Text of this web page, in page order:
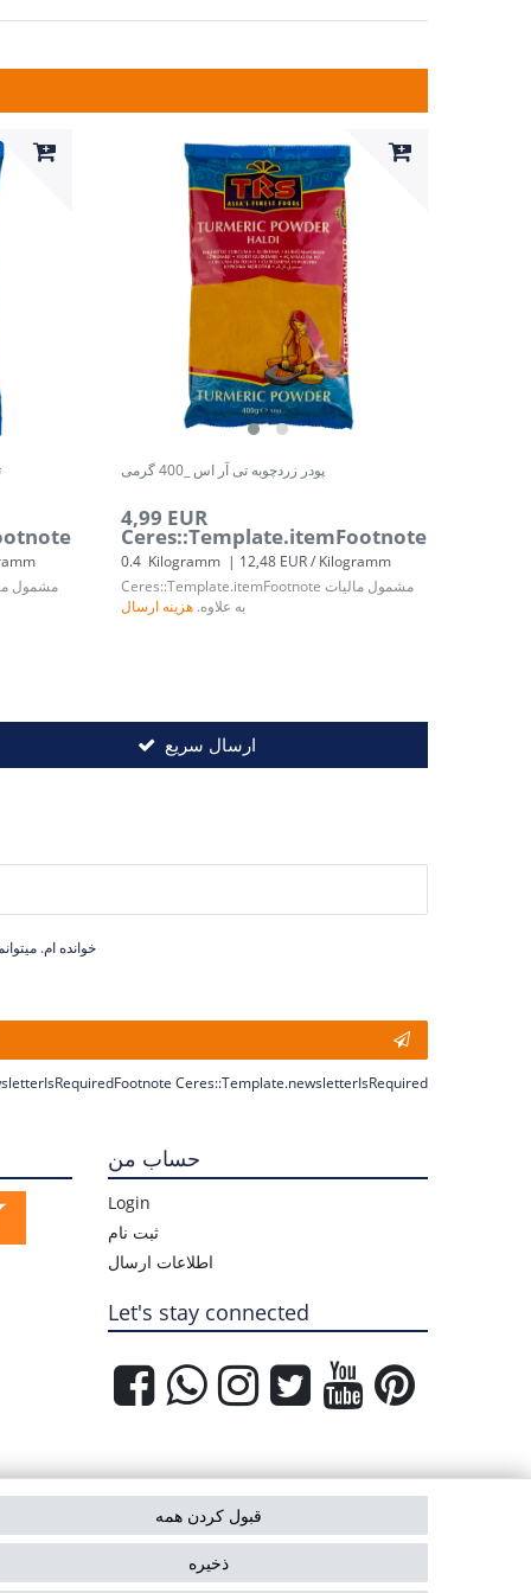
مشمول
پودر زردچوبه تی آر اس _400 گرمی
4,99 EUR
Ceres::Template.itemFootnote
0.4 Kilogramm | 12,48 EUR / Kilogramm
Ceres::Template.itemFootnote مشمول مالیات
به علاوه. هزینه ارسال
ارسال سریع
Ceres::Template.newsletterIsRequired
حساب من
Login
ثبت نام
اطلاعات ارسال
Let's stay connected
قبول کردن همه
ذخیره